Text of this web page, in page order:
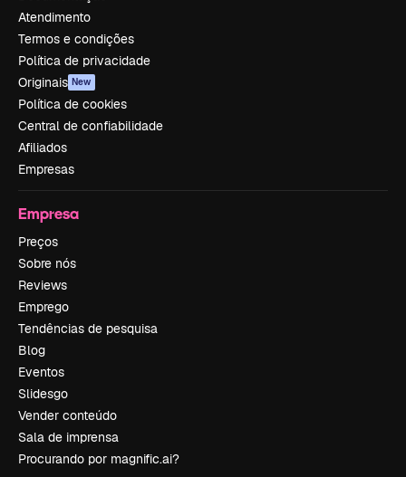
Atendimento
Termos e condições
Política de privacidade
Originais New
Política de cookies
Central de confiabilidade
Afiliados
Empresas
Empresa
Preços
Sobre nós
Reviews
Emprego
Tendências de pesquisa
Blog
Eventos
Slidesgo
Vender conteúdo
Sala de imprensa
Procurando por magnific.ai?